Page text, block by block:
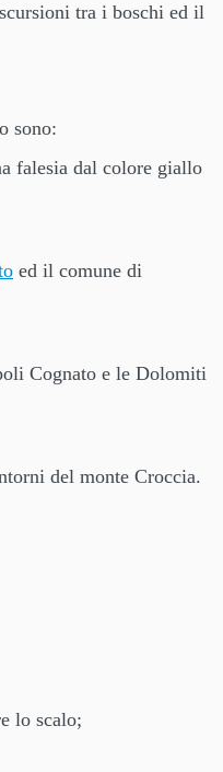
tra i boschi ed il
sono:
falesia dal colore giallo
ed il comune di
Cognato e le Dolomiti
del monte Croccia.
lo scalo;